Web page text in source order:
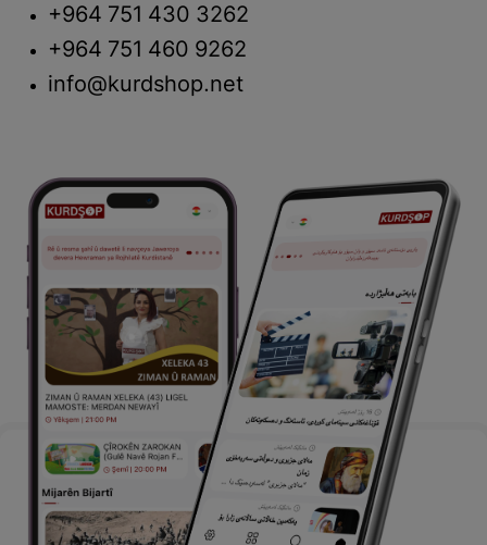
+964 751 430 3262
+964 751 460 9262
info@kurdshop.net